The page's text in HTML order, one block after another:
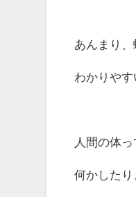
あんまり
わかりやす
人間の体
何かしたり